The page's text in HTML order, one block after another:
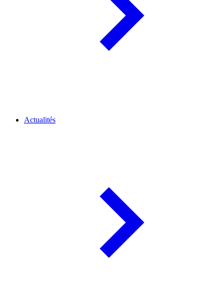
Actualités